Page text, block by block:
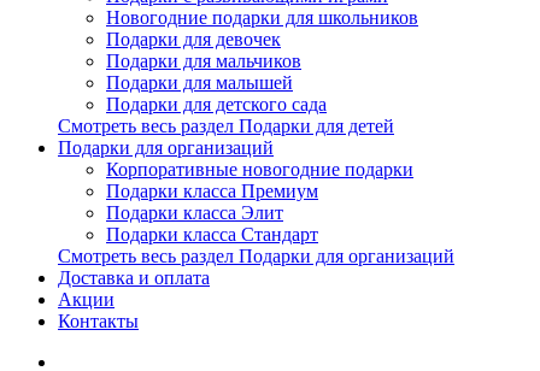
Новогодние подарки для школьников
Подарки для девочек
Подарки для мальчиков
Подарки для малышей
Подарки для детского сада
Смотреть весь раздел Подарки для детей
Подарки для организаций
Корпоративные новогодние подарки
Подарки класса Премиум
Подарки класса Элит
Подарки класса Стандарт
Смотреть весь раздел Подарки для организаций
Доставка и оплата
Акции
Контакты